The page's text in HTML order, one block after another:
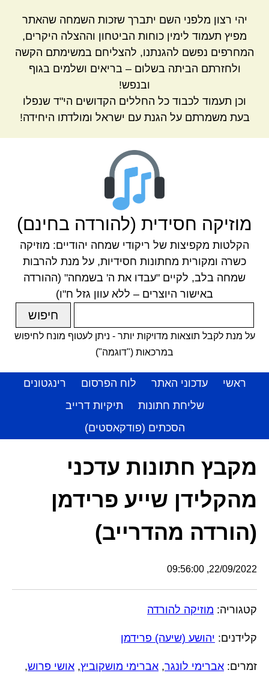
יהי רצון מלפני השם יתברך שזכות השמחה שהאתר
מפיץ תעמוד לימין כוחות הביטחון וההצלה היקרים,
המחרפים נפשם להגנתנו, להצליחם במשימתם הקשה
ולחזרתם הביתה בשלום – בריאים ושלמים בגוף
ובנפש!
וכן תעמוד לכבוד כל החללים הקדושים הי"ד שנפלו
בעת משמרתם על הגנת עם ישראל ומולדתו היחידה!
מוזיקה חסידית (להורדה בחינם)
הקלטות מקפיצות של ריקודי שמחה יהודיים: מוזיקה
כשרה ומקורית מחתונות חסידיות, על מנת להרבות
שמחה בלב, לקיים "עבדו את ה' בשמחה" (ההורדה
באישור היוצרים – ללא עוון גזל ח"ו)
על מנת לקבל תוצאות מדויקות יותר - ניתן לעטוף מונח לחיפוש
במרכאות ("דוגמה")
ראשי עדכוני האתר לוח הפרסום
רינגטונים
שליחת חתונות
תיקיות דרייב
הסכתים (פודקאסטים)
מקבץ חתונות עדכני
מהקלידן שייע פרידמן
(הורדה מהדרייב)
22/09/2022, 09:56:00
קטגוריה: מוזיקה להורדה
קלידנים: יהושע (שיעה) פרידמן
זמרים: אברימי לונגר, אברימי מושקוביץ, אושי פרוש,